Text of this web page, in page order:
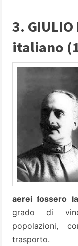
3. GIULIO
italiano
aerei fossero
grado di
popolazioni,
trasporto.